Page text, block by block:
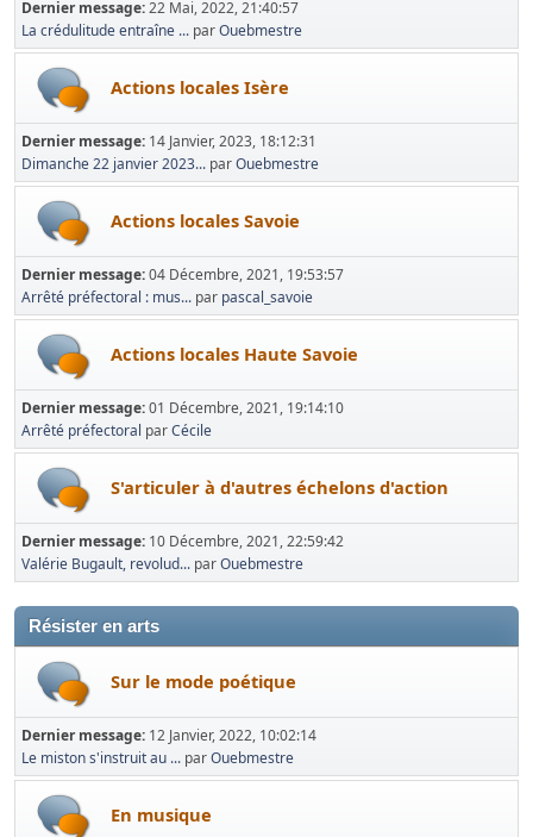
Dernier message:22 Mai, 2022, 21:40:57
La crédulitude entraîne ... parOuebmestre
Actions locales Isère
Dernier message: 14 Janvier, 2023, 18:12:31
Dimanche 22 janvier 2023... parOuebmestre
Actions locales Savoie
Dernier message:04 Décembre, 2021, 19:53:57
Arrêté préfectoral : mus... par pascal_savoie
Actions locales Haute Savoie
Dernier message:01 Décembre, 2021, 19:14:10
Arrêté préfectoral parCécile
S'articuler à d'autres échelons d'action
Dernier message: 10 Décembre, 2021, 22:59:42
Valérie Bugault, revolud... parOuebmestre
Résister en arts
Sur le mode poétique
Dernier message: 12 Janvier, 2022, 10:02:14
Le miston s'instruit au ... parOuebmestre
En musique